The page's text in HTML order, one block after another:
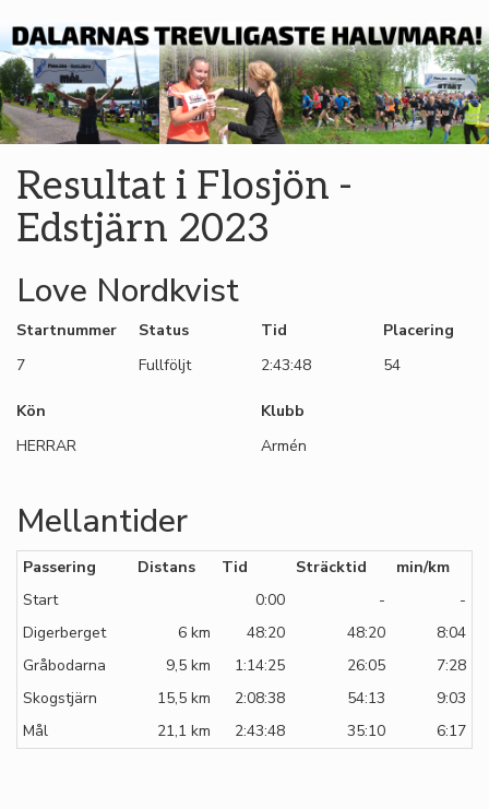
Resultat i Flosjön -
Edstjärn 2023
Love Nordkvist
Startnummer
7
Status
Fullföljt
Tid
2:43:48
Placering
54
Kön
HERRAR
Klubb
Armén
Mellantider
Passering Distans Tid Sträcktid
min/km
Start
0:00 -
-
Digerberget
6 km 48:20 48:20
8:04
Gråbodarna
9,5 km 1:14:25 26:05
7:28
Skogstjärn
15,5 km 2:08:38 54:13
9:03
Mål
21,1 km 2:43:48 35:10 6:17